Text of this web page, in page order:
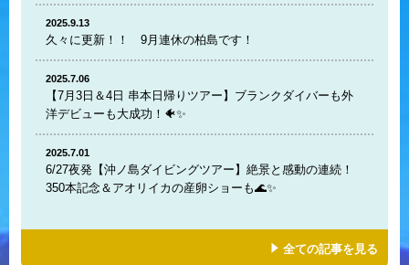
2025.9.13
久々に更新！！ 9月連休の柏島です！
2025.7.06
【7月3日＆4日 串本日帰りツアー】ブランクダイバーも外
洋デビューも大成功！🐠✨
2025.7.01
6/27夜発【沖ノ島ダイビングツアー】絶景と感動の連続！
350本記念＆アオリイカの産卵ショーも🌊✨
全ての記事を見る